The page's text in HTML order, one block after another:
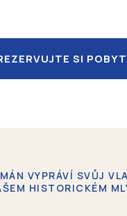
SI POBYT
VYPRÁVÍ SVŮJ
HISTORICKÉM